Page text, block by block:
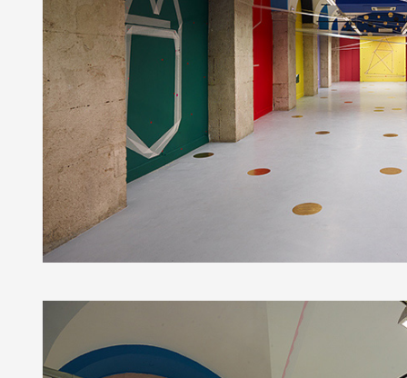
Crédits
Actions
Documentation
Visites d'ateliers
Production vidéo
Formation